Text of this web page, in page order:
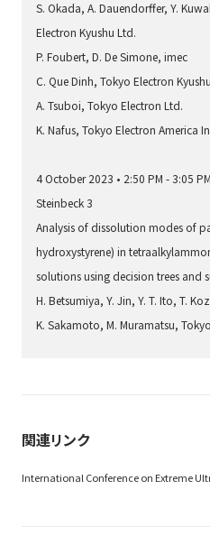
S. Okada, A. Dauendorffer, Y.
Electron Kyushu Ltd.
P. Foubert, D. De Simone, imec
C. Que Dinh, Tokyo Electron
A. Tsuboi, Tokyo Electron Ltd.
K. Nafus, Tokyo Electron America
4 October 2023 • 2:50 PM - 3:05
Steinbeck 3
Analysis of dissolution modes of
hydroxystyrene) in
solutions using decision trees and
H. Betsumiya, Y. Jin, Y. T. Ito, T.
K. Sakamoto, M. Muramatsu,
関連リンク
International Conference on Extreme